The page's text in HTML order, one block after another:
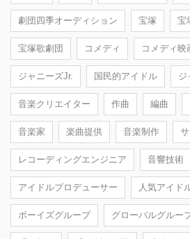
劇団四季オーディション 宝塚 宝
宝塚歌劇団 コメディ コメディ映
ジャニーズJr. 国民的アイドル ジ
音楽クリエイター 作曲 編曲
音楽家 楽曲提供 音楽制作
レコーディングエンジニア 音響技術
アイドルプロデューサー 人気アイド
ボーイズグループ グローバルグルー